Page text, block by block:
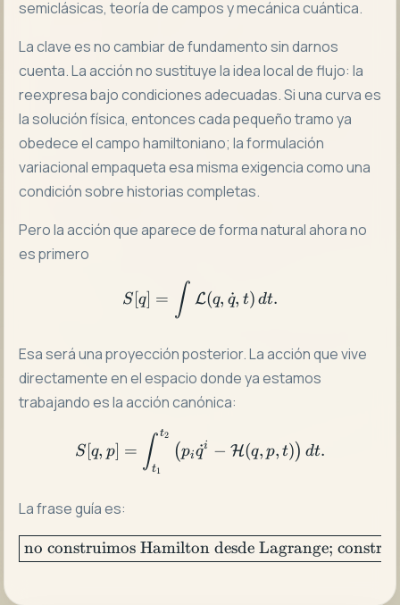
semiclásicas, teoría de campos y mecánica cuántica.
La clave es no cambiar de fundamento sin darnos
cuenta. La acción no sustituye la idea local de flujo: la
reexpresa bajo condiciones adecuadas. Si una curva es
la solución física, entonces cada pequeño tramo ya
obedece el campo hamiltoniano; la formulación
variacional empaqueta esa misma exigencia como una
condición sobre historias completas.
Pero la acción que aparece de forma natural ahora no
es primero
S[q]=\int
S [q] = ∫ L(q, q
˙, t) dt.
Esa será una proyección posterior. La acción que vive
directamente en el espacio donde ya estamos
trabajando es la acción canónica:
S[q,p] =
S [q, p] = ∫t1
t2
(piq
˙i − H(q, p, t)) dt.
La frase guía es:
no construimos Hamilton desde Lagrange;